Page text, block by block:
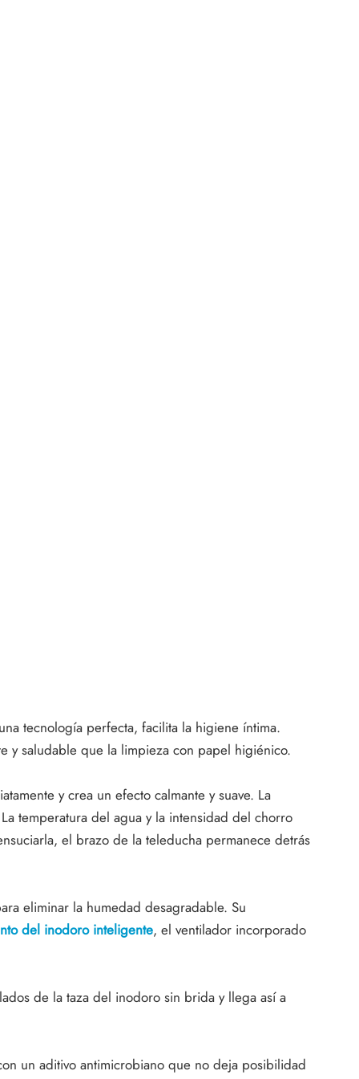
tecnología perfecta, facilita la higiene íntima.
y saludable que la limpieza con papel higiénico.
y crea un efecto calmante y suave. La
temperatura del agua y la intensidad del chorro
el brazo de la teleducha permanece detrás
eliminar la humedad desagradable. Su
del inodoro inteligente, el ventilador incorporado
de la taza del inodoro sin brida y llega así a
un aditivo antimicrobiano que no deja posibilidad